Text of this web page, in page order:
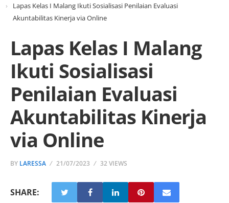
Lapas Kelas I Malang Ikuti Sosialisasi Penilaian Evaluasi
Akuntabilitas Kinerja via Online
Lapas Kelas I Malang
Ikuti Sosialisasi
Penilaian Evaluasi
Akuntabilitas Kinerja
via Online
BY LARESSA 21/07/2023 32 VIEWS
SHARE: